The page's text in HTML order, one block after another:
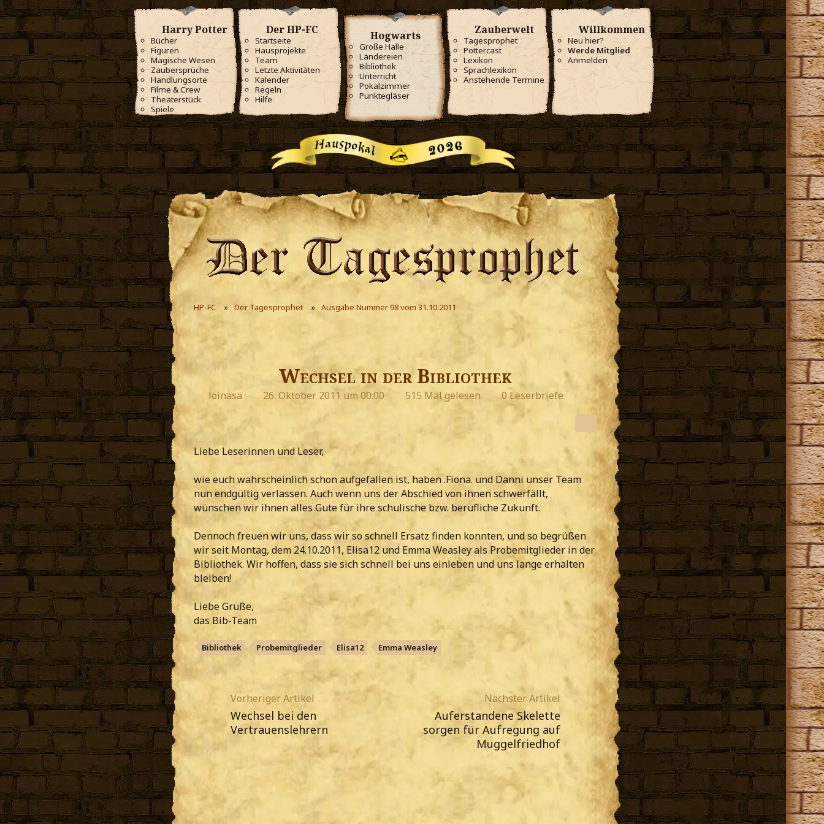
Harry Potter
Bücher
Figuren
Magische Wesen
Zaubersprüche
Handlungsorte
Filme & Crew
Theaterstück
Spiele
Der HP-FC
Startseite
Hausprojekte
Team
Letzte Aktivitäten
Kalender
Regeln
Hilfe
Hogwarts
Große Halle
Ländereien
Bibliothek
Unterricht
Pokalzimmer
Punktegläser
Zauberwelt
Tagesprophet
Pottercast
Lexikon
Sprachlexikon
Anstehende Termine
Willkommen
Neu hier?
Werde Mitglied
Anmelden
HP-FC Der Tagesprophet Ausgabe Nummer 98 vom 31.10.2011
Wechsel in der Bibliothek
loinasa 26. Oktober 2011 um 00:00 515 Mal gelesen 0 Leserbriefe
Liebe Leserinnen und Leser,
wie euch wahrscheinlich schon aufgefallen ist, haben .Fiona. und Danni unser Team
nun endgültig verlassen. Auch wenn uns der Abschied von ihnen schwerfällt,
wünschen wir ihnen alles Gute für ihre schulische bzw. berufliche Zukunft.
Dennoch freuen wir uns, dass wir so schnell Ersatz finden konnten, und so begrüßen
wir seit Montag, dem 24.10.2011, Elisa12 und Emma Weasley als Probemitglieder in der
Bibliothek. Wir hoffen, dass sie sich schnell bei uns einleben und uns lange erhalten
bleiben!
Liebe Grüße,
das Bib-Team
Bibliothek Probemitglieder Elisa12 Emma Weasley
Vorheriger Artikel
Wechsel bei den
Vertrauenslehrern
Nächster Artikel
Auferstandene Skelette
sorgen für Aufregung auf
Muggelfriedhof